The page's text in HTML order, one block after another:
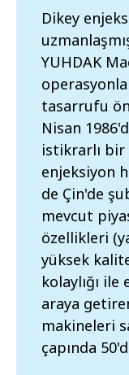
Dikey
YUHDAK
tasarrufu
Nisan
istikrarlı
enjeksiyon
de Çin'de
mevcut
özellikleri
yüksek
kolaylığı
araya
makineleri
çapında